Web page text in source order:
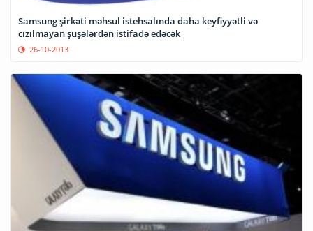
Samsung şirkəti məhsul istehsalında daha keyfiyyətli və
cızılmayan şüşələrdən istifadə edəcək
26-10-2013